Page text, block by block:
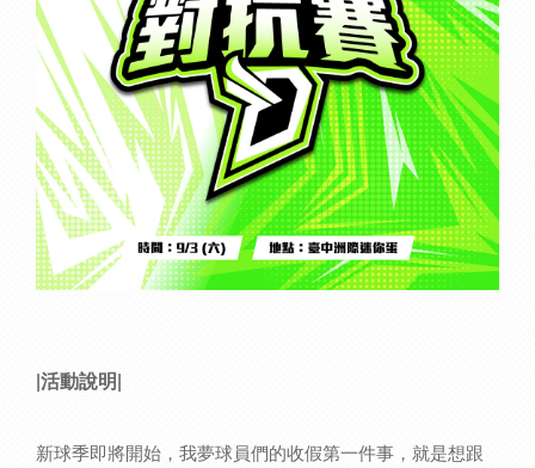
|活動說明|
新球季即將開始，我夢球員們的收假第一件事，就是想跟